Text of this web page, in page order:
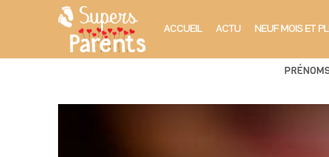
ACCUEIL ACTU NEUF MOIS ET